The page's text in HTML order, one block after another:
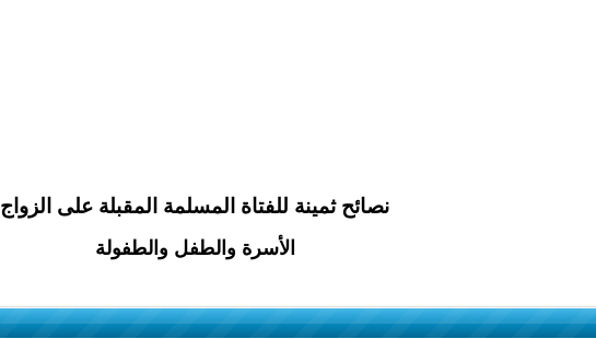
نصائح ثمينة للفتاة المسلمة المقبلة على الزواج
الأسرة والطفل والطفولة